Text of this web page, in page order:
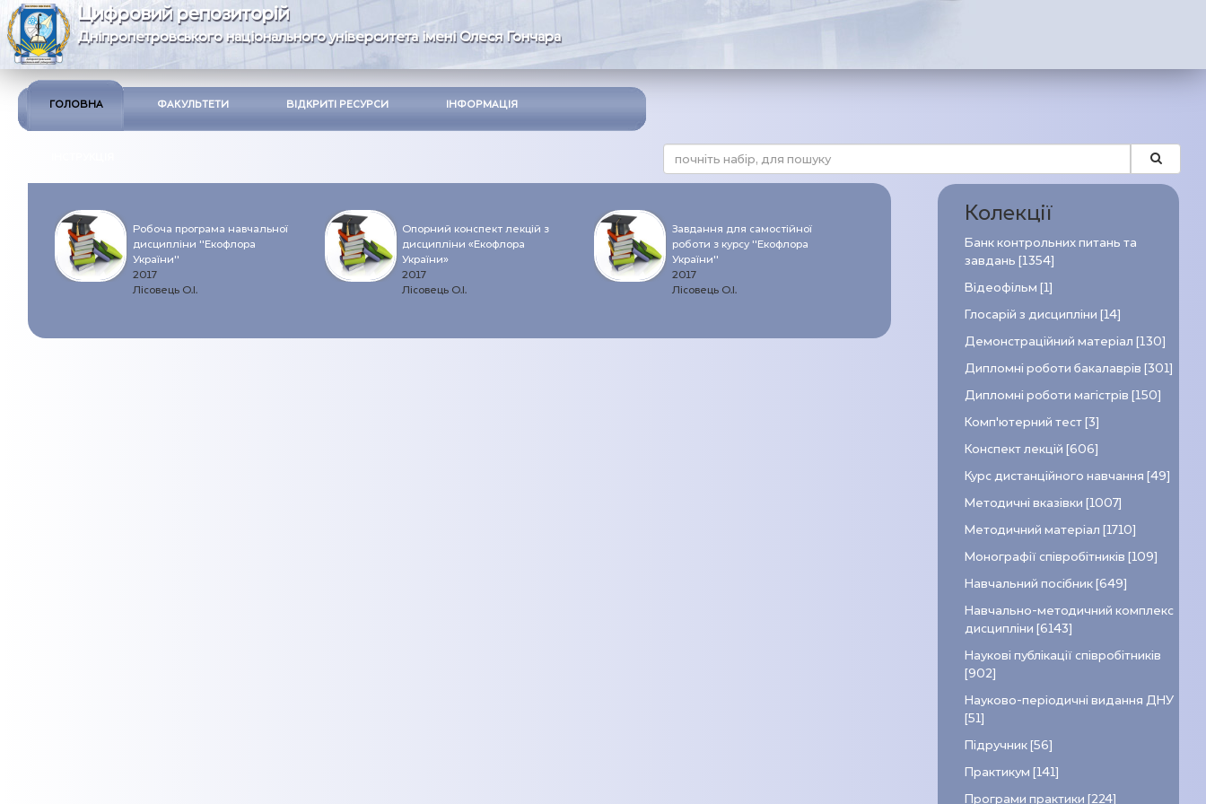
Цифровий репозиторій
Дніпропетровського національного університета імені Олеся Гончара
ГОЛОВНА ФАКУЛЬТЕТИ ВІДКРИТІ РЕСУРСИ ІНФОРМАЦІЯ
Робоча програма навчальної
дисципліни "Екофлора
України"
2017
Лісовець О.І.
Опорний конспект лекцій з
дисципліни «Екофлора
України»
2017
Лісовець О.І.
Завдання для самостійної
роботи з курсу "Екофлора
України"
2017
Лісовець О.І.
Колекції
Банк контрольних питань та
завдань [1354]
Відеофільм [1]
Глосарій з дисципліни [14]
Демонстраційний матеріал [130]
Дипломні роботи бакалаврів [301]
Дипломні роботи магістрів [150]
Комп’ютерний тест [3]
Конспект лекцій [606]
Курс дистанційного навчання [49]
Методичні вказівки [1007]
Методичний матеріал [1710]
Монографії співробітників [109]
Навчальний посібник [649]
Навчально-методичний комплекс
дисципліни [6143]
Наукові публікації співробітників
[902]
Науково-періодичні видання ДНУ
[51]
Підручник [56]
Практикум [141]
Програми практики [224]